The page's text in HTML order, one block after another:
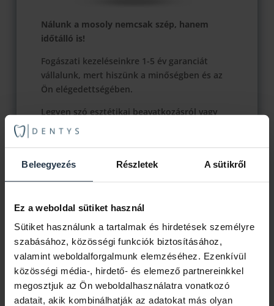
Beleegyezés Részletek A sütikről
Ez a weboldal sütiket használ
Sütiket használunk a tartalmak és hirdetések személyre
szabásához, közösségi funkciók biztosításához,
valamint weboldalforgalmunk elemzéséhez. Ezenkívül
közösségi média-, hirdető- és elemező partnereinkkel
megosztjuk az Ön weboldalhasználatra vonatkozó
adatait, akik kombinálhatják az adatokat más olyan
Nálunk a mosoly nemcsak szép, hanem
időtálló is!
Fogászati kezeléseinkre 1-5 év garanciát
vállalunk, mert hiszünk a minőségben és az
Ön elégedettségében.
Legyen szó esztétikai beavatkozásról vagy
komolyabb fogászati problémáról, biztos
FOGÁSZATUNK
KÉPEKBEN